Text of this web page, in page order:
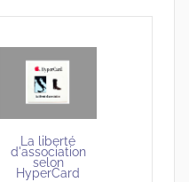
La liberté
d'association
selon
HyperCard